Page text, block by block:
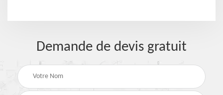
Demande de devis gratuit